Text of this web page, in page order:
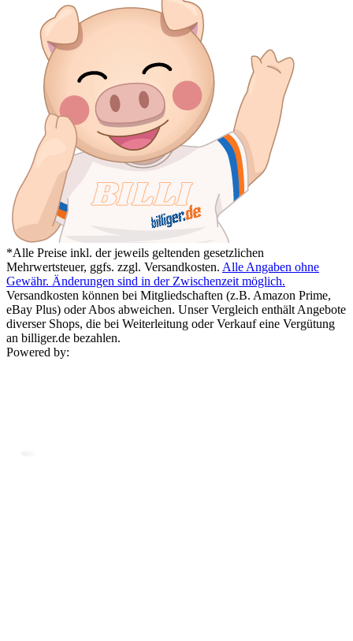
*Alle Preise inkl. der jeweils geltenden gesetzlichen
Mehrwertsteuer, ggfs. zzgl. Versandkosten. Alle Angaben ohne
Gewähr. Änderungen sind in der Zwischenzeit möglich.
Versandkosten können bei Mitgliedschaften (z.B. Amazon Prime,
eBay Plus) oder Abos abweichen. Unser Vergleich enthält Angebote
diverser Shops, die bei Weiterleitung oder Verkauf eine Vergütung
an billiger.de bezahlen.
Powered by: